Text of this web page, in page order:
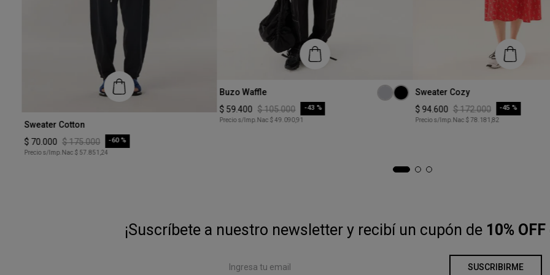
XS
Sweater Cotton
$ 70 000 $175.000 -60 %
Precio s/Imp.Nac $ 57.851,24
XS
Buzo Waffle
$ 59.400 $105.000 -43 %
Precio s/Imp.Nac $ 49.090,91
M
Sweater Cozy
$ 94. 600 $172.000 -45 %
Precio s/Imp.Nac $ 78.181,82
¡Suscríbete a nuestro newsletter y recibí un cupón de 10%
SUSCRIBIRME